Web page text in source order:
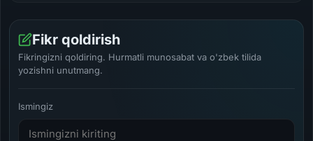
Fikr qoldirish
Fikringizni qoldiring. Hurmatli munosabat va o'zbek tilida
yozishni unutmang.
Ismingiz